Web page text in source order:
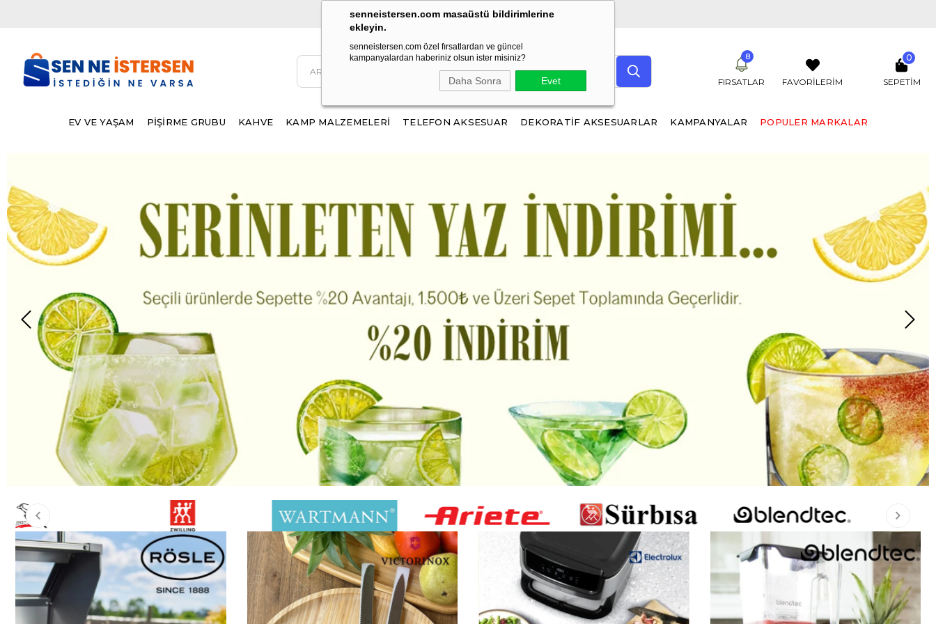
senneistersen.com masaüstü bildirimlerine
ekleyin.
senneistersen.com özel fırsatlardan ve güncel
kampanyalardan haberiniz olsun ister misiniz?
Daha Sonra Evet
1500 TL ve üzeri alışverişlerinizde ÜCRETSİZ KARGO!
SEPETIM
0
FAVORİLERİM
FIRSATLAR
8
EV VE YAŞAM PİŞİRME GRUBU KAHVE KAMP MALZEMELERİ TELEFON AKSESUAR DEKORATİF AKSESUARLAR KAMPANYALAR POPULER MARKALAR